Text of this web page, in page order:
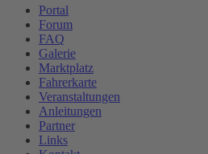
Portal
Forum
FAQ
Galerie
Marktplatz
Fahrerkarte
Veranstaltungen
Anleitungen
Partner
Links